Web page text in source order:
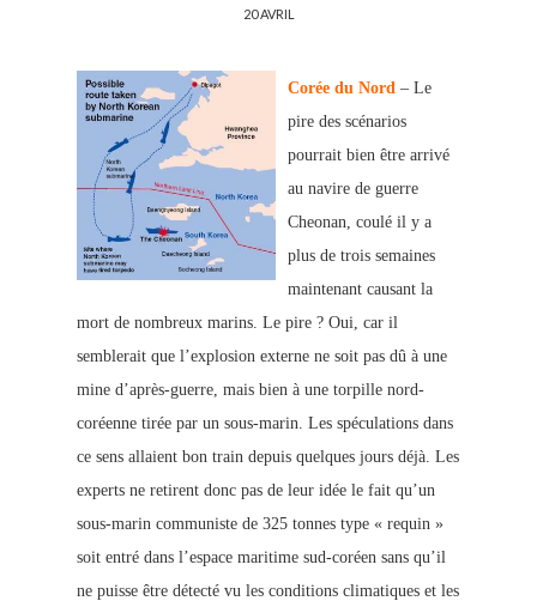
20 AVRIL
Corée du Nord – Le
pire des scénarios
pourrait bien être arrivé
au navire de guerre
Cheonan, coulé il y a
plus de trois semaines
maintenant causant la
mort de nombreux marins. Le pire ? Oui, car il
semblerait que l’explosion externe ne soit pas dû à une
mine d’après-guerre, mais bien à une torpille nord-
coréenne tirée par un sous-marin. Les spéculations dans
ce sens allaient bon train depuis quelques jours déjà. Les
experts ne retirent donc pas de leur idée le fait qu’un
sous-marin communiste de 325 tonnes type « requin »
soit entré dans l’espace maritime sud-coréen sans qu’il
ne puisse être détecté vu les conditions climatiques et les